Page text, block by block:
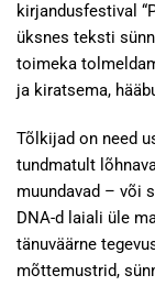
kirjandusfestival
üksnes teksti
toimeka
ja kiratsema,
Tõlkijad on need
tundmatult
muundavad – või
DNA-d laiali üle
tänuväärne
mõttemustrid,